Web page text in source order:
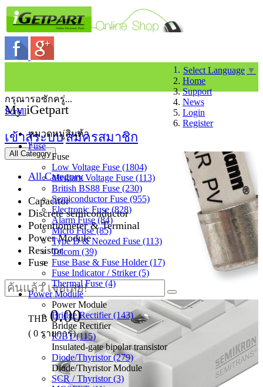
Select Language ▼
Home
Support
News
Login
Register
My iGetpart
เข้าสู่ระบบสมัครสมาชิก
All Category
All Category
Capacitor
Discrete semiconductor
Potentiometer & Terminal
Power Module
Resistor
Fuse
THB 0.00
( 0 รายการ)
กรุณารอซักครู่...
Scroll
หมวดหมู่สินค้า
Fuse
Fuse
Low Voltage Fuse (1804)
Medium Voltage Fuse (113)
British BS88 Fuse (230)
Semiconductor Fuse (955)
Electronic Fuse (828)
Alarm Fuse (84)
Micro Fuse (85)
Type D & Neozed Fuse (113)
Telcom (39)
Fuse Base & Fuse Holder (17)
Fuse Indicator / Striker (5)
Thermal Fuse (4)
Power Module
Power Module
Bridge Rectifier (143)
Bridge Rectifier
IGBT (115)
Insulated-gate bipolar transistor
Diode/Thyristor (279)
Diode/Thyristor Module
SCR / Thyristor (3)